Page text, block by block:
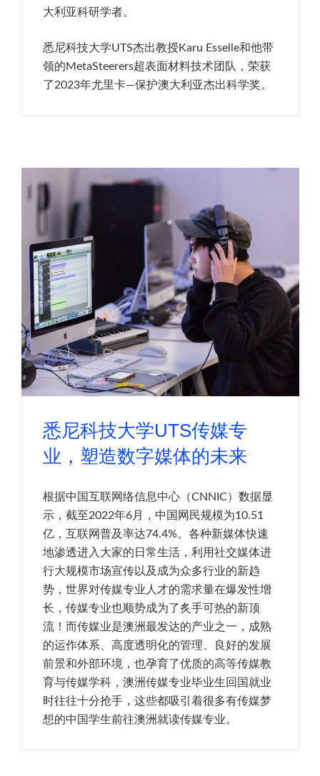
大利亚科研学者。
悉尼科技大学UTS杰出教授Karu Esselle和他带
领的MetaSteerers超表面材料技术团队，荣获
了2023年尤里卡—保护澳大利亚杰出科学奖。
悉尼科技大学UTS传媒专
业，塑造数字媒体的未来
根据中国互联网络信息中心（CNNIC）数据显
示，截至2022年6月，中国网民规模为10.51
亿，互联网普及率达74.4%。各种新媒体快速
地渗透进入大家的日常生活，利用社交媒体进
行大规模市场宣传以及成为众多行业的新趋
势，世界对传媒专业人才的需求量在爆发性增
长，传媒专业也顺势成为了炙手可热的新顶
流！而传媒业是澳洲最发达的产业之一，成熟
的运作体系、高度透明化的管理、良好的发展
前景和外部环境，也孕育了优质的高等传媒教
育与传媒学科，澳洲传媒专业毕业生回国就业
时往往十分抢手，这些都吸引着很多有传媒梦
想的中国学生前往澳洲就读传媒专业。